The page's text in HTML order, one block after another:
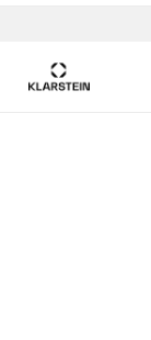
empfehlen…